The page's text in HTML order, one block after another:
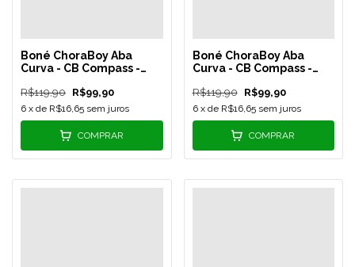
Boné ChoraBoy Aba
Curva - CB Compass -
13
R$119,90 R$99,90
6 x de R$16,65 sem juros
COMPRAR
Boné ChoraBoy Aba
Curva - CB Compass -
R$119,90 R$99,90
6 x de R$16,65 sem juros
COMPRAR